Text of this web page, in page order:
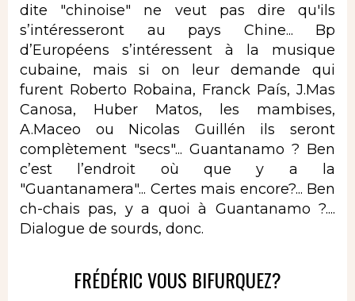
dite "chinoise" ne veut pas dire qu'ils
s’intéresseront au pays Chine... Bp
d’Européens s’intéressent à la musique
cubaine, mais si on leur demande qui
furent Roberto Robaina, Franck País, J.Mas
Canosa, Huber Matos, les mambises,
A.Maceo ou Nicolas Guillén ils seront
complètement "secs"... Guantanamo ? Ben
c’est l’endroit où que y a la
"Guantanamera"... Certes mais encore?... Ben
ch-chais pas, y a quoi à Guantanamo ?....
Dialogue de sourds, donc.
FRÉDÉRIC VOUS BIFURQUEZ?